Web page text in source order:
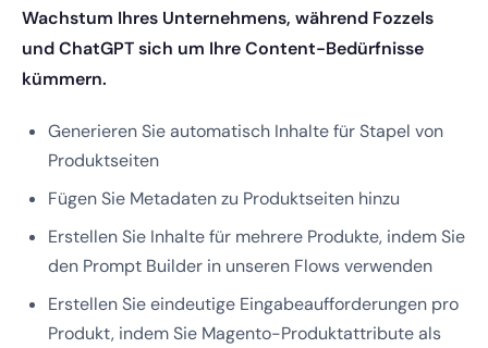
Wachstum Ihres Unternehmens, während Fozzels
und ChatGPT sich um Ihre Content-Bedürfnisse
kümmern.
Generieren Sie automatisch Inhalte für Stapel von
Produktseiten
Fügen Sie Metadaten zu Produktseiten hinzu
Erstellen Sie Inhalte für mehrere Produkte, indem Sie
den Prompt Builder in unseren Flows verwenden
Erstellen Sie eindeutige Eingabeaufforderungen pro
Produkt, indem Sie Magento-Produktattribute als